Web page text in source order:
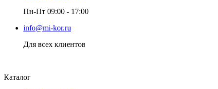
Пн-Пт 09:00 - 17:00
info@mi-kor.ru
Для всех клиентов
Каталог